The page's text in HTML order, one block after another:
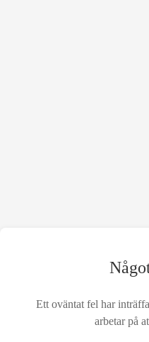
Ett oväntat fel har
arbetar på